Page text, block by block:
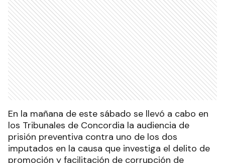
En la mañana de este sábado se llevó a cabo en
los Tribunales de Concordia la audiencia de
prisión preventiva contra uno de los dos
imputados en la causa que investiga el delito de
promoción y facilitación de corrupción de